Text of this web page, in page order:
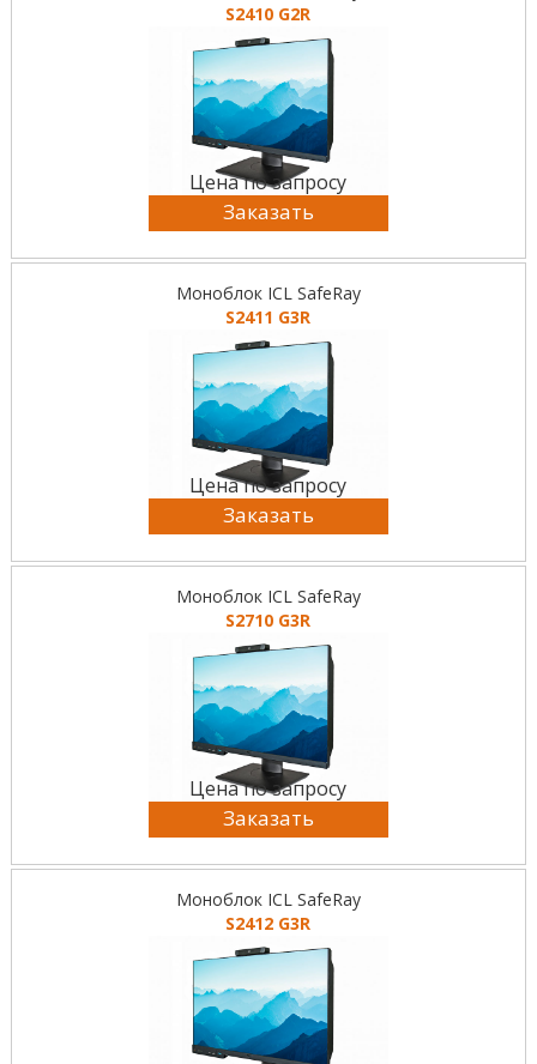
S2410 G2R
Цена по запросу
Заказать
Моноблок ICL SafeRay
S2411 G3R
Цена по запросу
Заказать
Моноблок ICL SafeRay
S2710 G3R
Цена по запросу
Заказать
Моноблок ICL SafeRay
S2412 G3R